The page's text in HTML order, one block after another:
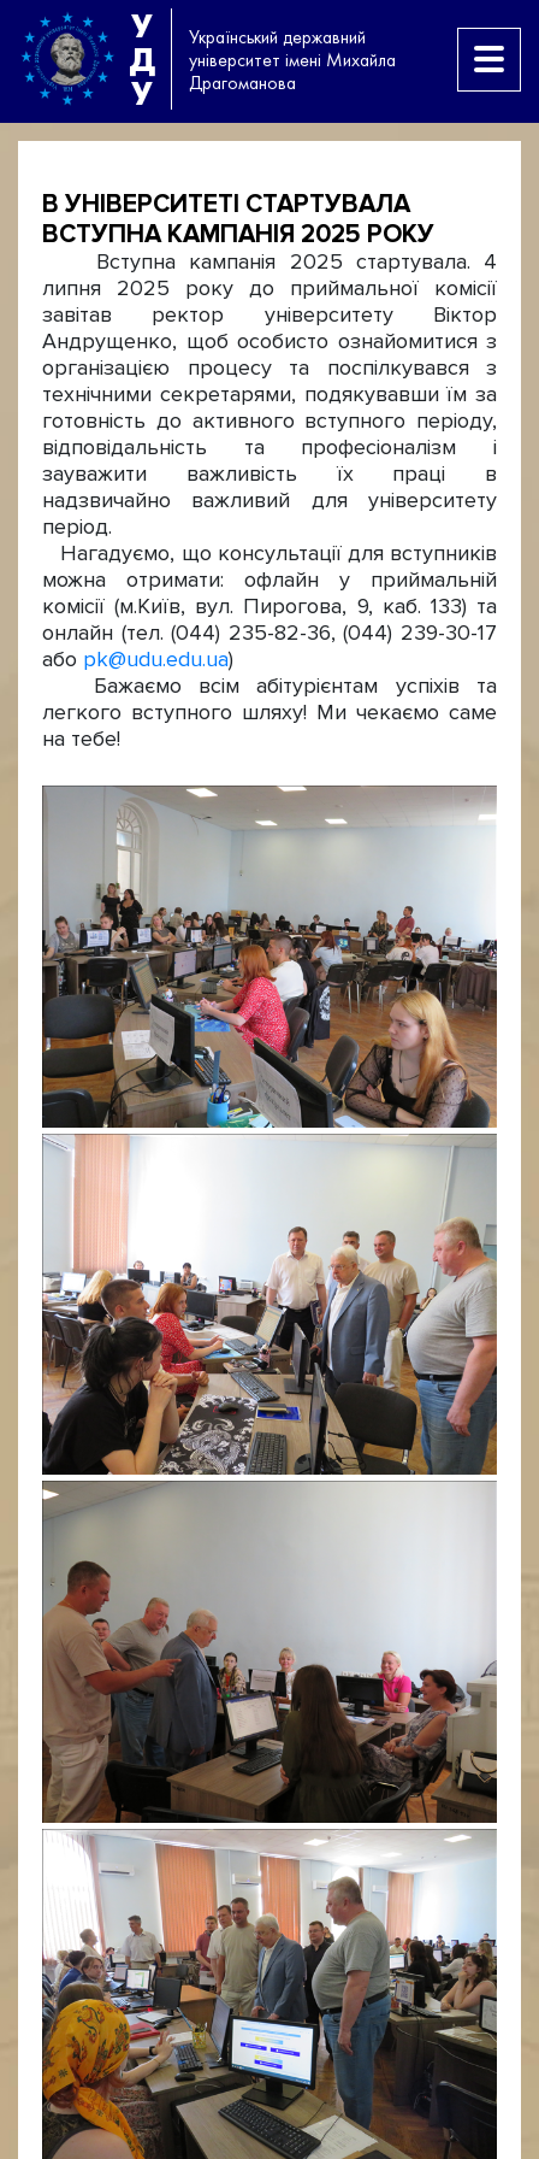
У
Д
У
Український державний
університет імені Михайла
Драгоманова
В УНІВЕРСИТЕТІ СТАРТУВАЛА
ВСТУПНА КАМПАНІЯ 2025 РОКУ
Вступна кампанія 2025 стартувала. 4
липня 2025 року до приймальної комісії
завітав ректор університету Віктор
Андрущенко, щоб особисто ознайомитися з
організацією процесу та поспілкувався з
технічними секретарями, подякувавши їм за
готовність до активного вступного періоду,
відповідальність та професіоналізм і
зауважити важливість їх праці в
надзвичайно важливий для університету
період.
Нагадуємо, що консультації для вступників
можна отримати: офлайн у приймальній
комісії (м.Київ, вул. Пирогова, 9, каб. 133) та
онлайн (тел. (044) 235-82-36, (044) 239-30-17
або pk@udu.edu.ua)
Бажаємо всім абітурієнтам успіхів та
легкого вступного шляху! Ми чекаємо саме
на тебе!